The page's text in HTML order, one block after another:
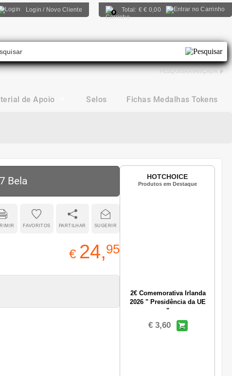
Login / Novo Cliente 0 Total: €€ 0,00
PESQUISA AVANÇADA
de Apoio Selos Fichas Medalhas Tokens
Bela
SUGERIR
PARTILHAR
FAVORITOS
€ 24,95
HOTCHOICE
Produtos em Destaque
2€ Comemorativa Irlanda
2026 " Presidência da UE
"
€ 3,60